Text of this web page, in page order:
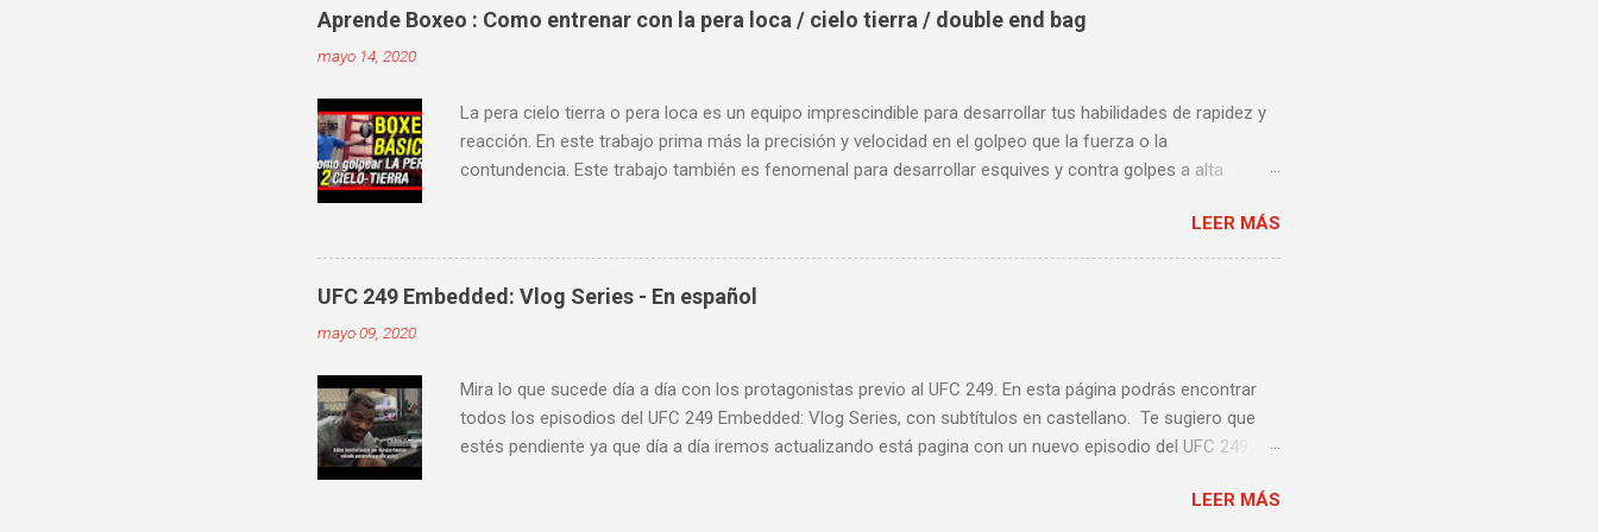
Aprende Boxeo : Como entrenar con la pera loca / cielo tierra / double end bag
mayo 14, 2020
La pera cielo tierra o pera loca es un equipo imprescindible para desarrollar tus habilidades de rapidez y
reacción. En este trabajo prima más la precisión y velocidad en el golpeo que la fuerza o la
contundencia. Este trabajo también es fenomenal para desarrollar esquives y contra golpes a alta
mejorar la velocidad de tus desplazamientos o tu juego de pies. A continuación te enseñamos algunos
videos donde puedes aprender a golpear la pera cielo tierra o pera loca. En esta lista de videos podrás
ver diversos tipos de entrenamiento con la pera loca:
LEER MÁS
UFC 249 Embedded: Vlog Series - En español
mayo 09, 2020
Mira lo que sucede día a día con los protagonistas previo al UFC 249. En esta página podrás encontrar
todos los episodios del UFC 249 Embedded: Vlog Series, con subtítulos en castellano. Te sugiero que
estés pendiente ya que día a día iremos actualizando está pagina con un nuevo episodio del UFC 249
LEER MÁS